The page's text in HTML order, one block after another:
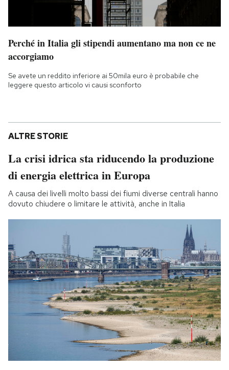
Perché in Italia gli stipendi aumentano ma non ce ne
accorgiamo
Se avete un reddito inferiore ai 50mila euro è probabile che
leggere questo articolo vi causi sconforto
ALTRE STORIE
La crisi idrica sta riducendo la produzione
di energia elettrica in Europa
A causa dei livelli molto bassi dei fiumi diverse centrali hanno
dovuto chiudere o limitare le attività, anche in Italia